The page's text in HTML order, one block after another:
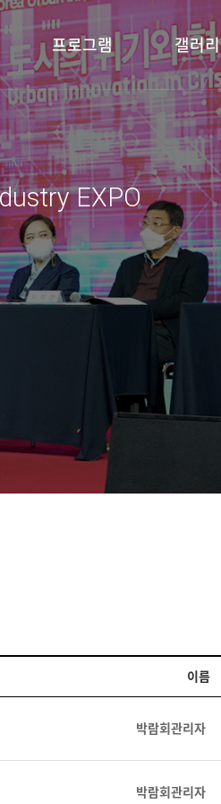
프로그램 갤러리
EXPO
이름
박람회관리자
박람회관리자